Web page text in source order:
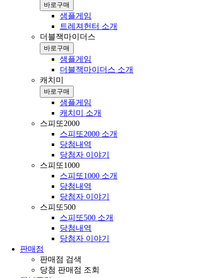
바로구매
샘플게임
트레져헌터 소개
더블잭마이더스
바로구매
샘플게임
더블잭마이더스 소개
캐치미
바로구매
샘플게임
캐치미 소개
스피또2000
스피또2000 소개
당첨내역
당첨자 이야기
스피또1000
스피또1000 소개
당첨내역
당첨자 이야기
스피또500
스피또500 소개
당첨내역
당첨자 이야기
판매점
판매점 검색
당첨 판매점 조회